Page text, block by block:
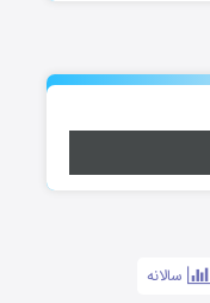
سالانه